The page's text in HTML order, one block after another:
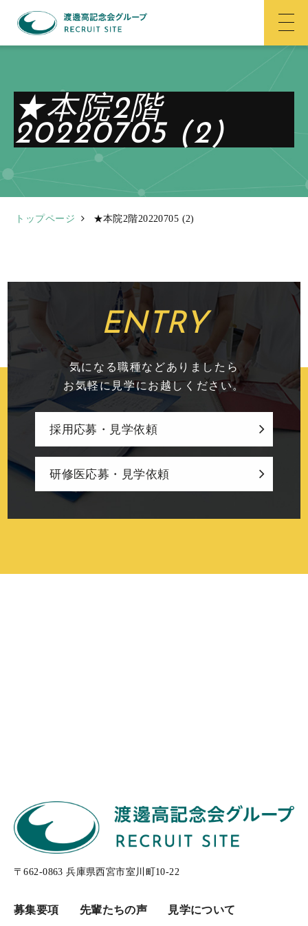
★本院2階
20220705 (2)
トップページ ★本院2階20220705 (2)
ENTRY
気になる職種などありましたら
お気軽に見学にお越しください。
採用応募・見学依頼
研修医応募・見学依頼
〒662-0863 兵庫県西宮市室川町10-22
募集要項 先輩たちの声 見学について